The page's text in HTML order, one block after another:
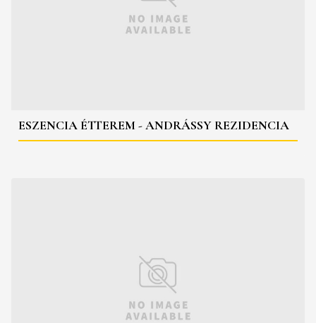
ESZENCIA ÉTTEREM - ANDRÁSSY REZIDENCIA